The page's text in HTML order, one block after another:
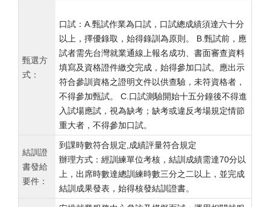
甄選方
式：
口試：A.甄試作業為口試，口試總成績須達六十分
以上，擇優錄取，始得錄訓為原則。 B.甄試前，應
試者需先台灣就業通線上報名成功、書面審查資料
填寫及資格證件繳交完成，始得參加口試。應出示
符合參訓資格之證明文件以供查驗，未符資格者，
不得參加甄試。 C.口試測驗開始十五分鐘後不得進
入試場應試，視為缺考；缺考或違反考場規定情節
重大者，不得參加口試。
結訓證
書發給
要件：
到課時數符合規定,成績評量符合規定
辦理方式：經訓練單位考核，結訓成績需達70分以
上，出席時數達總訓練時數三分之二以上，並完成
結訓成果發表，始得核發結訓證書。